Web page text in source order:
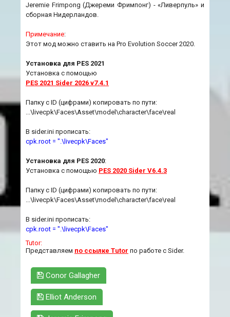
Jeremie Frimpong (Джереми Фримпонг) - «Ливерпуль» и
сборная Нидерландов.
Примечание:
Этот мод можно ставить на Pro Evolution Soccer 2020.
Установка для PES 2021
Установка с помощью
PES 2021 Sider 2026 v7.4.1
Папку с ID (цифрами) копировать по пути:
...\livecpk\Faces\Asset\model\character\face\real
В sider.ini прописать:
cpk.root = ".\livecpk\Faces"
Установка для PES 2020:
Установка с помощью PES 2020 Sider V6.4.3
Папку с ID (цифрами) копировать по пути:
...\livecpk\Faces\Asset\model\character\face\real
В sider.ini прописать:
cpk.root = ".\livecpk\Faces"
Tutor:
Представляем по ссылке Tutor по работе с Sider.
Conor Gallagher
Elliot Anderson